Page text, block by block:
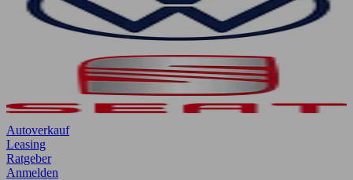
Autoverkauf
Leasing
Ratgeber
Anmelden